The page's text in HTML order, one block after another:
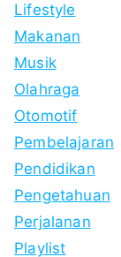
Lifestyle
Makanan
Musik
Olahraga
Otomotif
Pembelajaran
Pendidikan
Pengetahuan
Perjalanan
Playlist